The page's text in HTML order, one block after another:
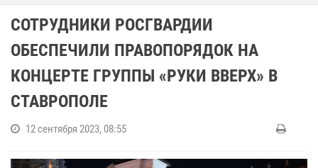
СОТРУДНИКИ РОСГВАРДИИ
ОБЕСПЕЧИЛИ ПРАВОПОРЯДОК НА
КОНЦЕРТЕ ГРУППЫ «РУКИ ВВЕРХ» В
СТАВРОПОЛЕ
12 сентября 2023, 08:55